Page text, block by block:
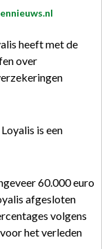
heeft met de
over
is een
60.000 euro
afgesloten
volgens
het verleden